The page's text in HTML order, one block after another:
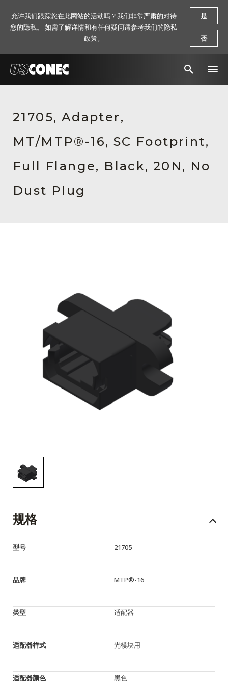
解决方案
产品
资源
关于我们
21705, Adapter,
MT/MTP®-16, SC Footprint,
Full Flange, Black, 20N, No
Dust Plug
规格
型号 21705
品牌 MTP®-16
类型 适配器
适配器样式 光模块用
适配器颜色 黑色
允许我们跟踪您在此网站的活动吗？我们非常严肃的对待
您的隐私。 如需了解详情和有任何疑问请参考我们的隐私
政策。
是
否